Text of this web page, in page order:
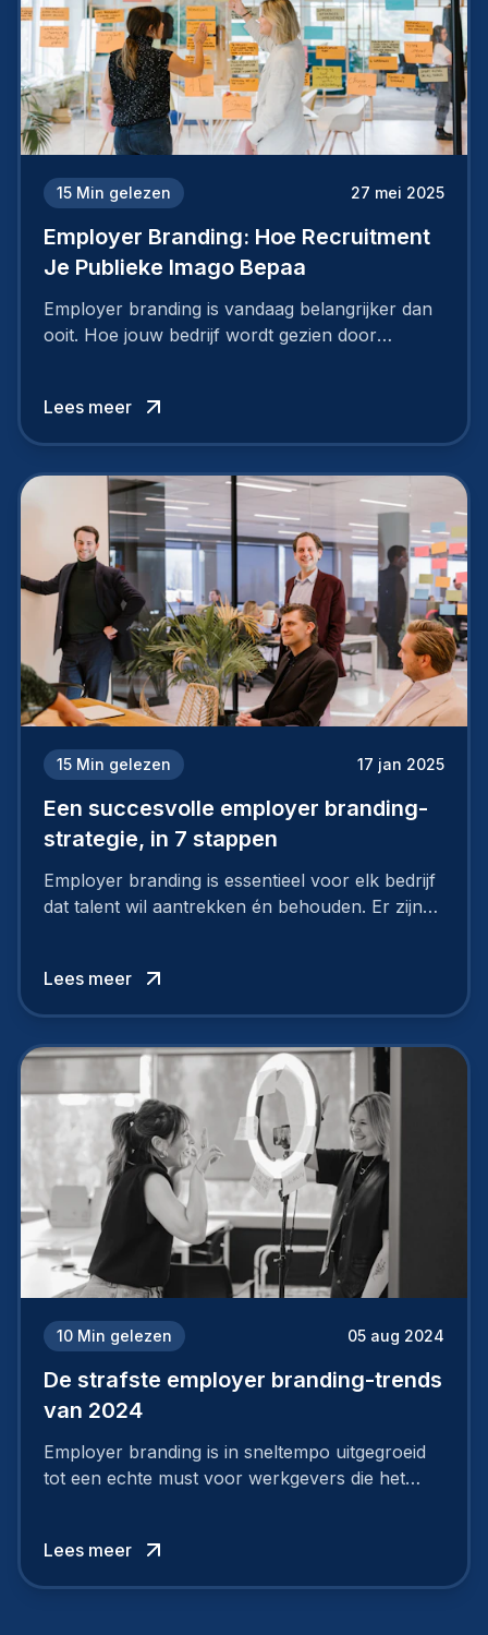
15 Min gelezen 27 mei 2025
Employer Branding: Hoe Recruitment
Je Publieke Imago Bepaa
Employer branding is vandaag belangrijker dan
ooit. Hoe jouw bedrijf wordt gezien door
Lees meer
15 Min gelezen 17 jan 2025
Een succesvolle employer branding-
strategie, in 7 stappen
Employer branding is essentieel voor elk bedrijf
dat talent wil aantrekken én behouden. Er zijn
niet van vandaag op morgen. Hoe pak je dat
aan, starten met employer branding?
Lees meer
10 Min gelezen 05 aug 2024
De strafste employer branding-trends
van 2024
Employer branding is in sneltempo uitgegroeid
tot een echte must voor werkgevers die het
Lees meer